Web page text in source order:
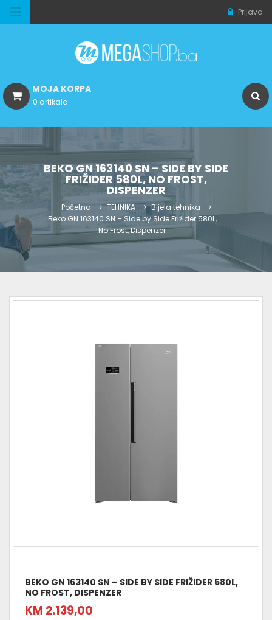
Prijava
MOJA KORPA
0 artikala
BEKO GN 163140 SN – SIDE BY SIDE
FRIŽIDER 580L, NO FROST,
DISPENZER
Početna TEHNIKA
Bijela tehnika
Beko GN 163140 SN – Side by Side Frižider 580L,
No Frost, Dispenzer
BEKO GN 163140 SN – SIDE BY SIDE FRIŽIDER 580L,
NO FROST, DISPENZER
KM 2.139,00